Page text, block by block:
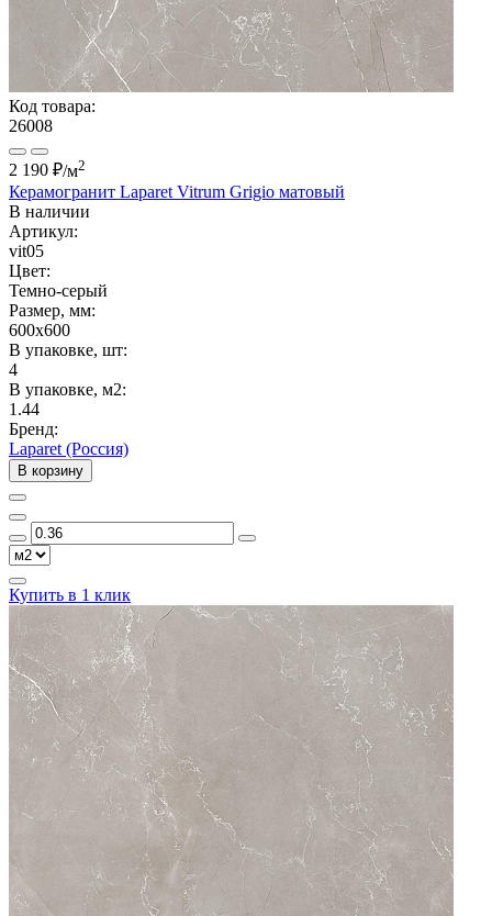
Код товара:
26008
2 190 ₽/м2
Керамогранит Laparet Vitrum Grigio матовый
В наличии
Артикул:
vit05
Цвет:
Темно-серый
Размер, мм:
600x600
В упаковке, шт:
4
В упаковке, м2:
1.44
Бренд:
Laparet (Россия)
В корзину
Купить в 1 клик